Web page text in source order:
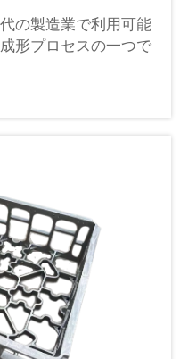
の製造業で利用可能
形プロセスの一つで
古代の技術は、複雑